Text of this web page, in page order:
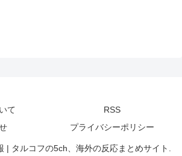
て
RSS
プライバシーポリシー
| タルコフの5ch、海外の反応まとめサイト.